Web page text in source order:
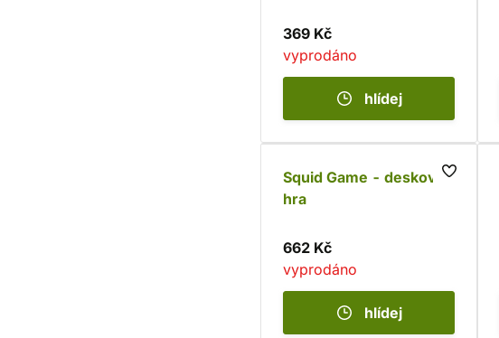
369 Kč
vyprodáno
hlídej
Squid Game - desková
hra
662 Kč
vyprodáno
hlídej